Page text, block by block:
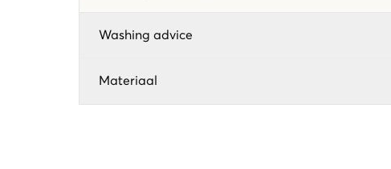
Washing advice
Materiaal